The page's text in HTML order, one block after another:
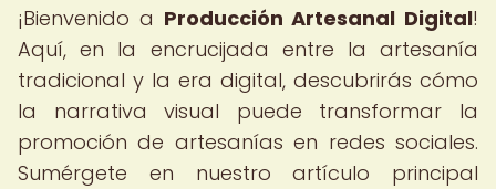
¡Bienvenido a Producción Artesanal Digital!
Aquí, en la encrucijada entre la artesanía
tradicional y la era digital, descubrirás cómo
la narrativa visual puede transformar la
promoción de artesanías en redes sociales.
Sumérgete en nuestro artículo principal